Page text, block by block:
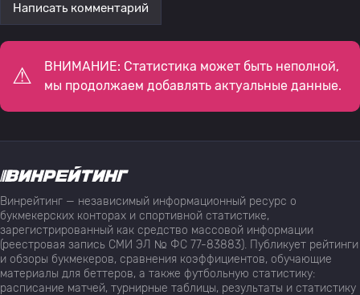
Написать комментарий
ВНИМАНИЕ: Статистика может быть неполной,
мы продолжаем добавлять актуальные данные.
Винрейтинг — независимый информационный ресурс о
букмекерских конторах и спортивной статистике,
зарегистрированный как средство массовой информации
(реестровая запись СМИ ЭЛ № ФС 77-83883). Публикует рейтинги
и обзоры букмекеров, сравнения коэффициентов, обучающие
материалы для беттеров, а также футбольную статистику:
расписание матчей, турнирные таблицы, результаты и статистику